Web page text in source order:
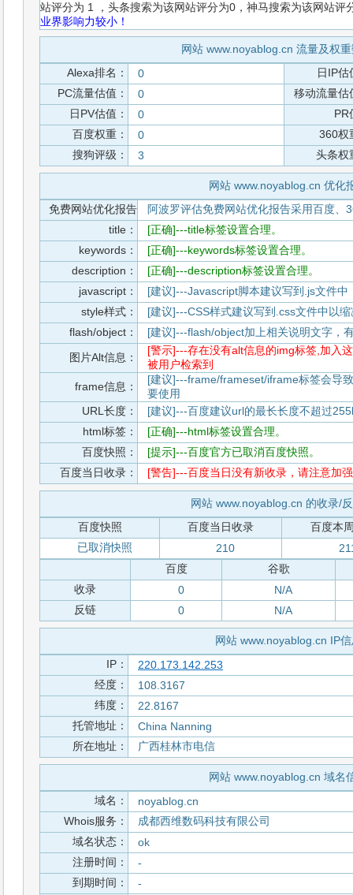
站评分为 1 ，头条搜索为该网站评分为0，神马搜索为该网站
业界影响力较小！
网站 www.noyablog.cn 流量及权
Alexa排名：
0
日IP估
PC流量估值：
0
移动流量估
日PV估值：
0
PR
百度权重：
0
360权
搜狗评级：
3 头条权
网站 www.noyablog.cn 优化
免费网站优化报告
阿波罗评估免费网站优化报告采用百度、
title：
[正确]---title标签设置合理。
keywords：
[正确]---keywords标签设置合理。
description：
[正确]---description标签设置合理。
javascript：
[建议]---Javascript脚本建议写到.js文件中
style样式：
[建议]---CSS样式建议写到.css文件中以
flash/object：
[建议]---flash/object加上相关说明文字，
图片Alt信息：
[警示]---存在没有alt信息的img标签,加入
被用户检索到
frame信息：
[建议]---frame/frameset/iframe标签会导
要使用
URL长度：
[建议]---百度建议url的最长长度不超过
html标签：
[正确]---html标签设置合理。
百度快照：
[提示]---百度官方已取消百度快照。
百度当日收录：
[警告]---百度当日没有新收录，请注意加
网站 www.noyablog.cn 的收录/
百度快照
百度当日收录
百度本
已取消快照
210
百度
谷歌
收录
0
N/A
反链
0 N/A
网站 www.noyablog.cn IP
IP：
220.173.142.253
经度：
108.3167
纬度：
22.8167
托管地址：
China Nanning
所在地址：
广西桂林市电信
网站 www.noyablog.cn 域名
域名：
noyablog.cn
Whois服务：
成都西维数码科技有限公司
域名状态：
ok
注册时间：
-
到期时间：
-